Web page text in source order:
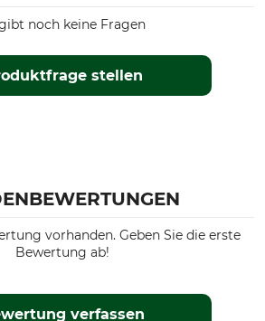
stellen
noch keine Fragen
vorhanden. Geben Sie die erste
Bewertung ab!
verfassen